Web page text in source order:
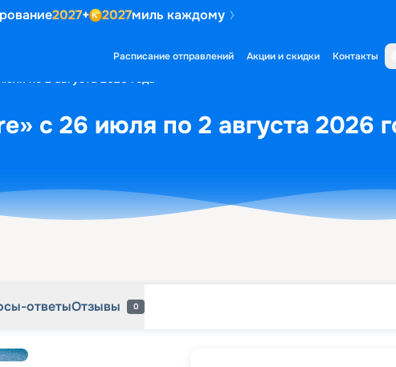
2027+ 2027миль каждому
Расписание отправлений Акции и скидки Контакты
по 2 августа 2026 года
с 26 июля по 2 августа 2026
ответыОтзывы 0